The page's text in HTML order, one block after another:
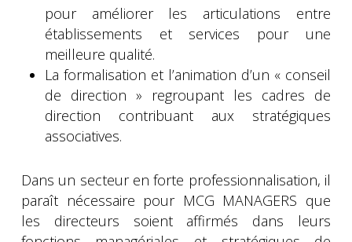
pour améliorer les articulations entre
établissements et services pour une
meilleure qualité.
La formalisation et l’animation d’un « conseil
de direction » regroupant les cadres de
direction contribuant aux stratégiques
associatives.
Dans un secteur en forte professionnalisation, il
paraît nécessaire pour MCG MANAGERS que
les directeurs soient affirmés dans leurs